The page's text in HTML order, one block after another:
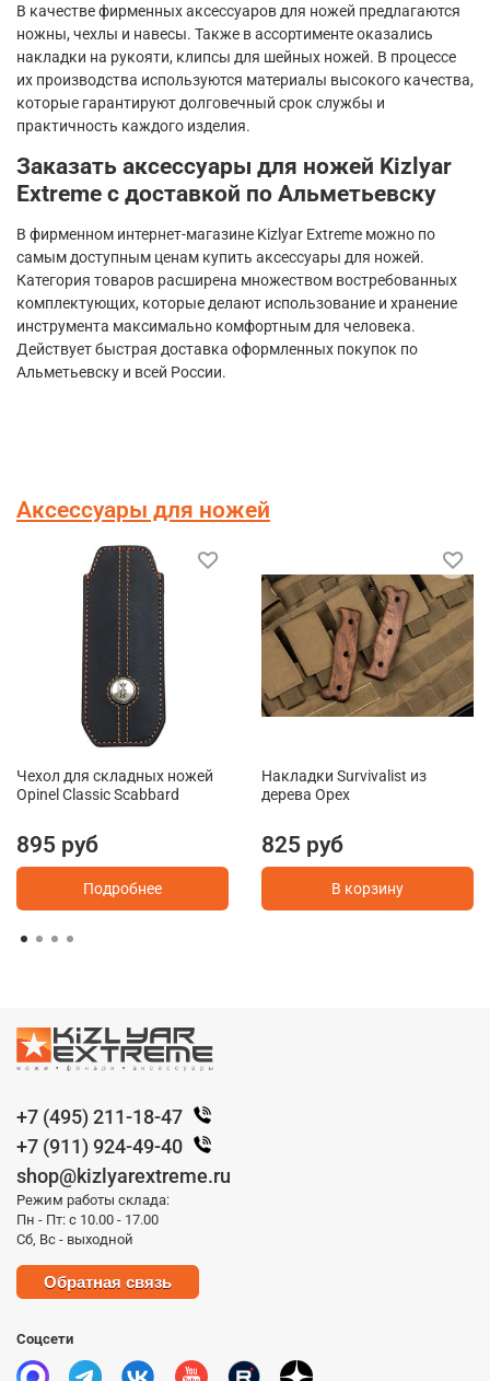
В качестве фирменных аксессуаров для ножей предлагаются
ножны, чехлы и навесы. Также в ассортименте оказались
накладки на рукояти, клипсы для шейных ножей. В процессе
их производства используются материалы высокого качества,
которые гарантируют долговечный срок службы и
практичность каждого изделия.
Заказать аксессуары для ножей Kizlyar
Extreme с доставкой по Альметьевску
В фирменном интернет-магазине Kizlyar Extreme можно по
самым доступным ценам купить аксессуары для ножей.
Категория товаров расширена множеством востребованных
комплектующих, которые делают использование и хранение
инструмента максимально комфортным для человека.
Действует быстрая доставка оформленных покупок по
Альметьевску и всей России.
Аксессуары для ножей
Чехол для складных ножей
Opinel Classic Scabbard
895 руб
Подробнее
Накладки Survivalist из
дерева Орех
825 руб
В корзину
+7 (495) 211-18-47
+7 (911) 924-49-40
shop@kizlyarextreme.ru
Режим работы склада:
Пн - Пт: с 10.00 - 17.00
Сб, Вс - выходной
Обратная связь
Соцсети